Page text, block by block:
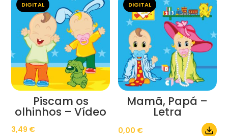
DIGITAL
Piscam os
olhinhos – Vídeo
3,49 €
DIGITAL
Mamã, Papá –
Letra
0,00 €